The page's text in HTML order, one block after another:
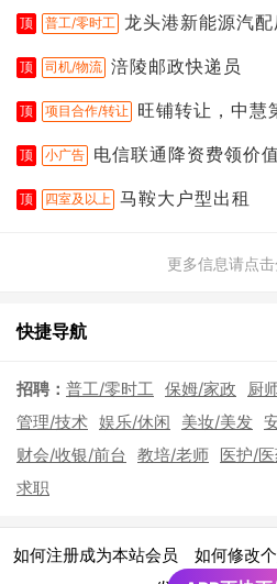
顶 普工/零时工 龙头港新能源汽配
顶 司机/物流 涪陵邮政快递员
顶 项目合作/转让 旺铺转让，中慧
顶 小广告 电信联通降资费领价
顶 四室及以上 马鞍大户型出租
更多信息请点
快捷导航
招聘： 普工/零时工 保姆/家政 厨
管理/技术 娱乐/休闲 美妆/美发
财会/收银/前台 教培/老师 医护/
求职
如何注册成为本站会员 如何修改